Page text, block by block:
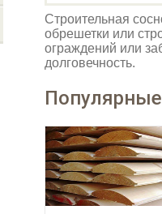
Строительная
обрешетки или
ограждений или
долговечность.